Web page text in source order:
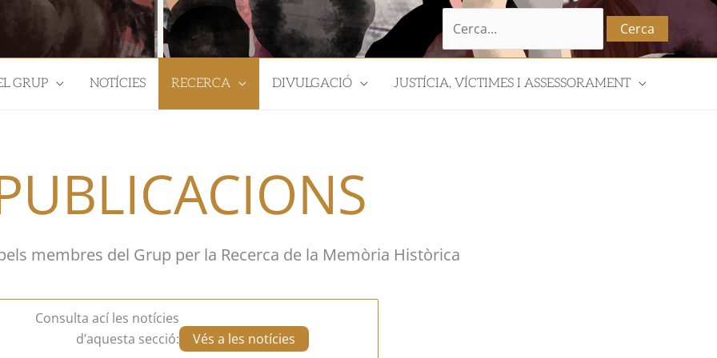
GRUP NOTÍCIES RECERCA DIVULGACIÓ JUSTÍCIA, VÍCTIMES I ASSESSORAMENT
membres del Grup per la Recerca de la Memòria Històrica
Consulta ací les notícies
d’aquesta secció:
Vés a les notícies